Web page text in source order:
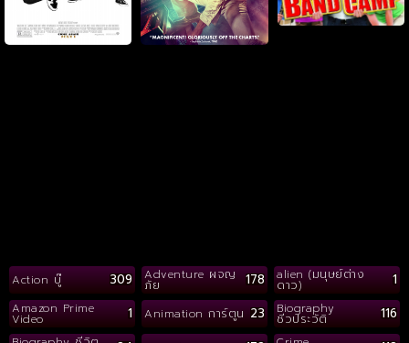
Action บู๊ 309 Adventure ผจญ
ภัย 178 alien (มนุษย์ต่าง
ดาว) 1
Amazon Prime
Video 1 Animation การ์ตูน 23 Biography
ชีวประวัติ 116